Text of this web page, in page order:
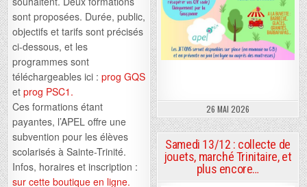
26 MAI 2026
sont proposées. Durée, public,
objectifs et tarifs sont précisés
ci-dessous, et les
programmes sont
téléchargeables ici :prog GQS
etprog PSC1.
Ces formations étant
payantes, l’APEL offre une
subvention pour les élèves
scolarisés à Sainte-Trinité.
Infos, horaires et inscription :
sur cette boutique en ligne.
Samedi 13/12 : collecte de
jouets, marché Trinitaire, et
plus encore…